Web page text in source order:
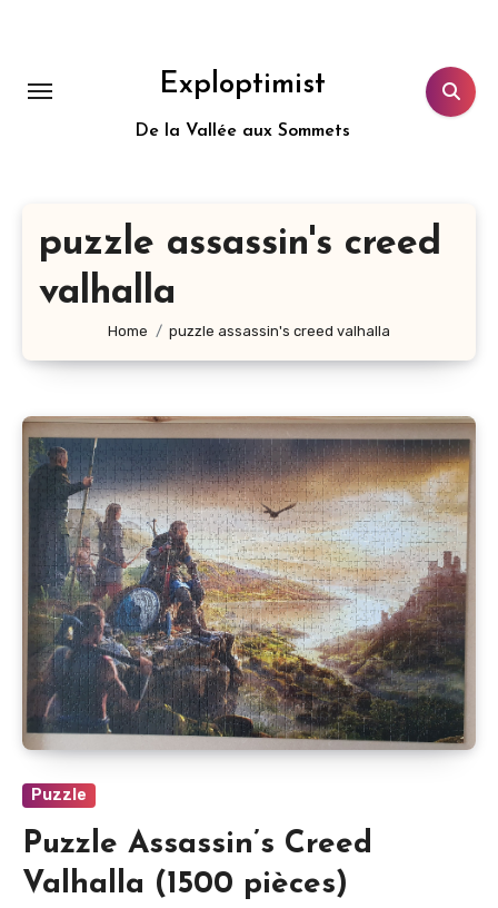
Exploptimist
De la Vallée aux Sommets
puzzle assassin's creed
valhalla
Home puzzle assassin's creed valhalla
Puzzle
Puzzle Assassin’s Creed
Valhalla (1500 pièces)